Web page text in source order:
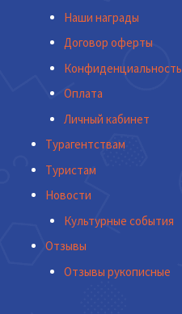
Наши награды
Договор оферты
Конфиденциальность
Оплата
Личный кабинет
Турагентствам
Туристам
Новости
Культурные события
Отзывы
Отзывы рукописные